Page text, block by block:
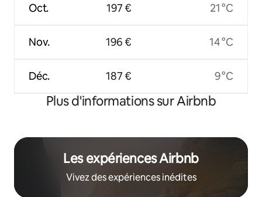
Oct.
Nov.
Déc.
197 €
196 €
187 €
21 °C
14 °C
9 °C
Plus d'informations sur Airbnb
Les expériences Airbnb
Vivez des expériences inédites